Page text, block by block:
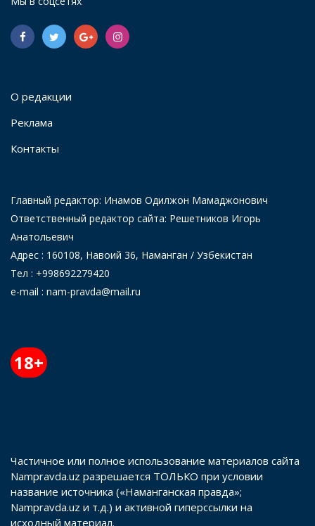
О редакции
Реклама
Контакты
Главный редактор: Инамов Одилжон Мамаджонович
Ответственный редактор сайта: Решетников Игорь
Анатольевич
Адрес : 160108, Навоий 36, Наманган / Узбекистан
Тел : +998692279420
e-mail : nam-pravda@mail.ru
18+
Частичное или полное использование материалов сайта
Nampravda.uz разрешается ТОЛЬКО при условии
название источника («Наманганская правда»;
Nampravda.uz и т.д.) и активной гиперссылки на
исходный материал.